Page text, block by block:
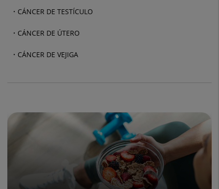
CÁNCER DE TESTÍCULO
CÁNCER DE ÚTERO
CÁNCER DE VEJIGA